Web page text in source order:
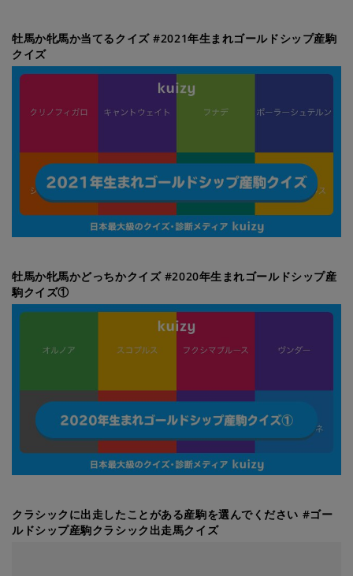
牡馬か牝馬か当てるクイズ #2021年生まれゴールドシップ産駒
クイズ
牡馬か牝馬かどっちかクイズ #2020年生まれゴールドシップ産
駒クイズ①
クラシックに出走したことがある産駒を選んでください #ゴー
ルドシップ産駒クラシック出走馬クイズ